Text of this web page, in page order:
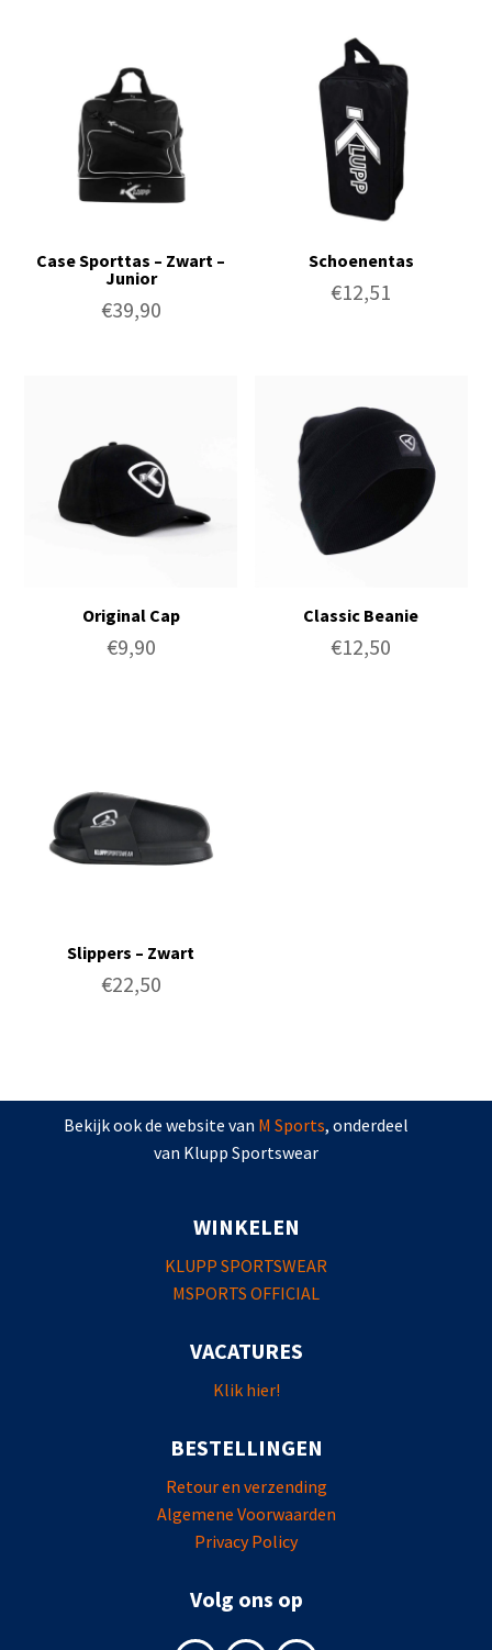
Case Sporttas – Zwart –
Junior
€39,90
Schoenentas
€12,51
Original Cap
€9,90
Classic Beanie
€12,50
Slippers – Zwart
€22,50
Bekijk ook de website van M Sports, onderdeel
van Klupp Sportswear
WINKELEN
KLUPP SPORTSWEAR
MSPORTS OFFICIAL
VACATURES
Klik hier!
BESTELLINGEN
Retour en verzending
Algemene Voorwaarden
Privacy Policy
Volg ons op